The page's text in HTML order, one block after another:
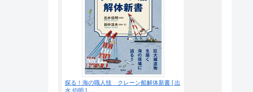
探る！海の職人技 クレーン船解体新書 [ 出
水 伯明 ]